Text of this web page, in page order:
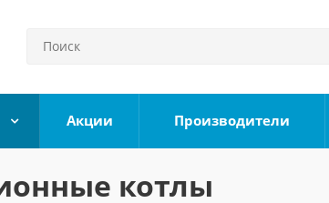
Акции Производители
котлы